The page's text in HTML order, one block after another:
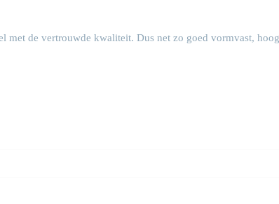
met de vertrouwde kwaliteit. Dus net zo goed vormvast,